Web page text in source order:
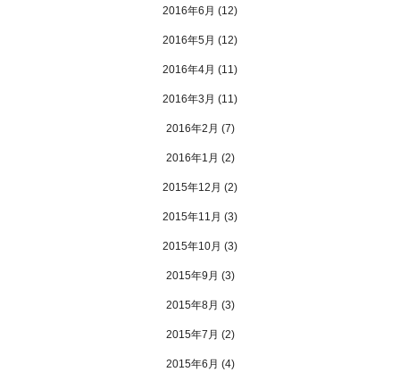
2016年6月 (12)
2016年5月 (12)
2016年4月 (11)
2016年3月 (11)
2016年2月 (7)
2016年1月 (2)
2015年12月 (2)
2015年11月 (3)
2015年10月 (3)
2015年9月 (3)
2015年8月 (3)
2015年7月 (2)
2015年6月 (4)